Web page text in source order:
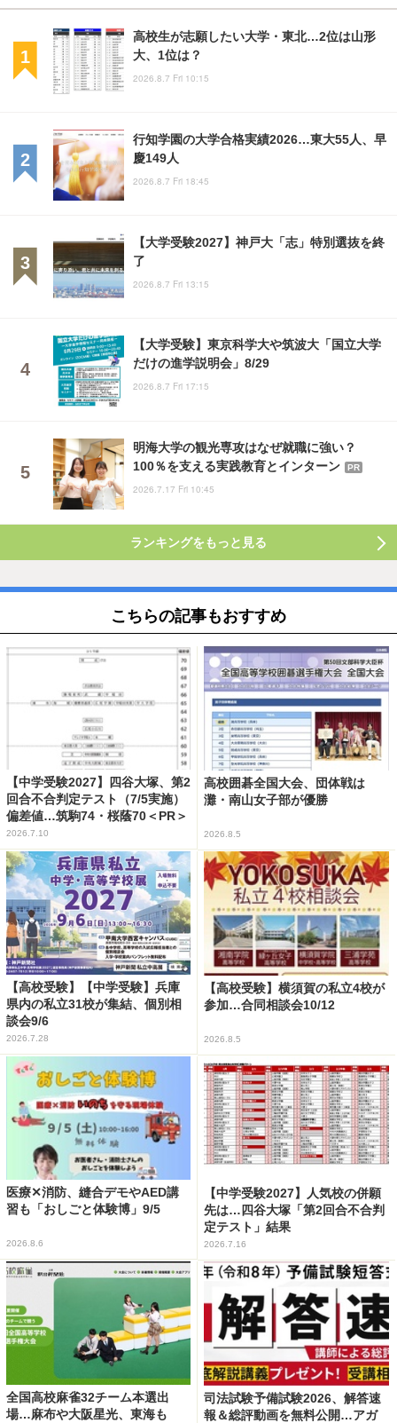
高校生が志願したい大学・東北…2位は山形
大、1位は？
2026.8.7 Fri 10:15
行知学園の大学合格実績2026…東大55人、早
慶149人
2026.8.7 Fri 18:45
【大学受験2027】神戸大「志」特別選抜を終
了
2026.8.7 Fri 13:15
【大学受験】東京科学大や筑波大「国立大学
だけの進学説明会」8/29
2026.8.7 Fri 17:15
明海大学の観光専攻はなぜ就職に強い？
100％を支える実践教育とインターン
PR
2026.7.17 Fri 10:45
ランキングをもっと見る
こちらの記事もおすすめ
【中学受験2027】四谷大塚、第2
回合不合判定テスト（7/5実施）
偏差値…筑駒74・桜蔭70＜PR＞
2026.7.10
高校囲碁全国大会、団体戦は
灘・南山女子部が優勝
2026.8.5
【高校受験】【中学受験】兵庫
県内の私立31校が集結、個別相
談会9/6
2026.7.28
【高校受験】横須賀の私立4校が
参加…合同相談会10/12
2026.8.5
医療✕消防、縫合デモやAED講
習も「おしごと体験博」9/5
2026.8.6
【中学受験2027】人気校の併願
先は…四谷大塚「第2回合不合判
定テスト」結果
2026.7.16
全国高校麻雀32チーム本選出
場…麻布や大阪星光、東海も
司法試験予備試験2026、解答速
報＆総評動画を無料公開…アガ